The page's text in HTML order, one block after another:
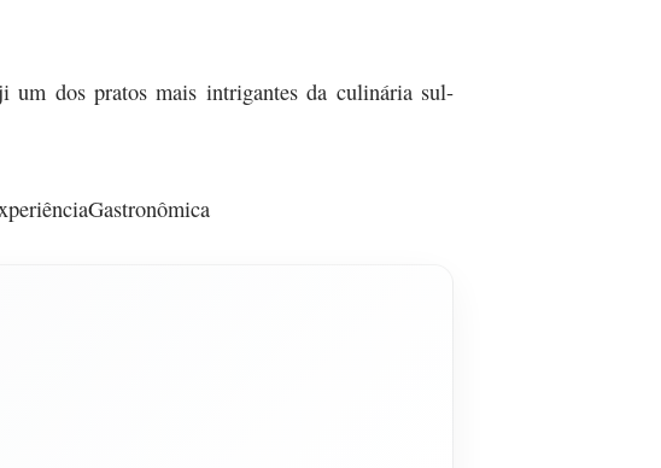
um dos pratos mais intrigantes da culinária sul-